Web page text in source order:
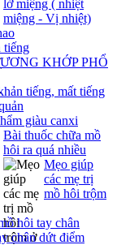
lở miệng ( nhiệt
miệng - Vị nhiệt)
tiếng
KHỚP PHỔ
tiếng, mất tiếng
giàu canxi
Bài thuốc chữa mồ
hôi ra quá nhiều
Mẹo giúp
các mẹ trị
mồ hôi trộm
hôi tay chân
chân dứt điểm